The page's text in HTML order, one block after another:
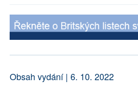
Obsah vydání | 6. 10. 2022